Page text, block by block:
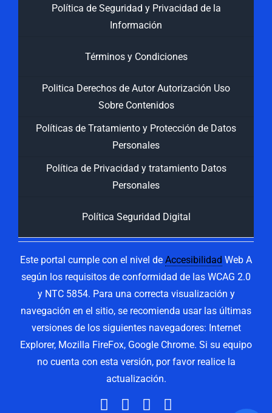
Política de Seguridad y Privacidad de la
Información
Términos y Condiciones
Politica Derechos de Autor Autorización Uso
Sobre Contenidos
Políticas de Tratamiento y Protección de Datos
Personales
Política de Privacidad y tratamiento Datos
Personales
Política Seguridad Digital
Este portal cumple con el nivel de Accesibilidad Web A
según los requisitos de conformidad de las WCAG 2.0
y NTC 5854. Para una correcta visualización y
navegación en el sitio, se recomienda usar las últimas
versiones de los siguientes navegadores: Internet
Explorer, Mozilla FireFox, Google Chrome. Si su equipo
no cuenta con esta versión, por favor realice la
actualización.